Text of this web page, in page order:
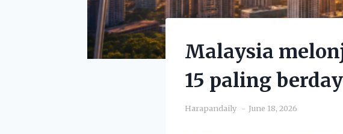
Malaysia
15 paling
Harapandaily June 18, 2026